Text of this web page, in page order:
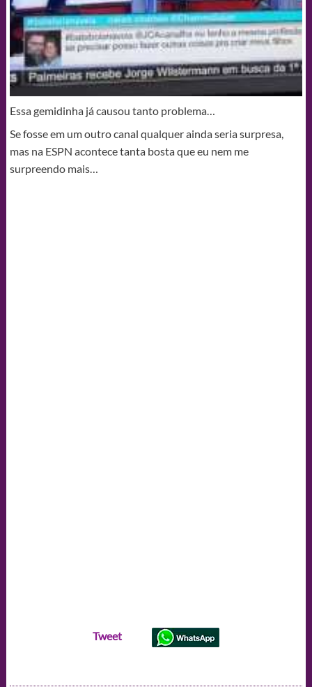
Essa gemidinha já causou tanto problema…
Se fosse em um outro canal qualquer ainda seria surpresa,
mas na ESPN acontece tanta bosta que eu nem me
surpreendo mais…
Tweet